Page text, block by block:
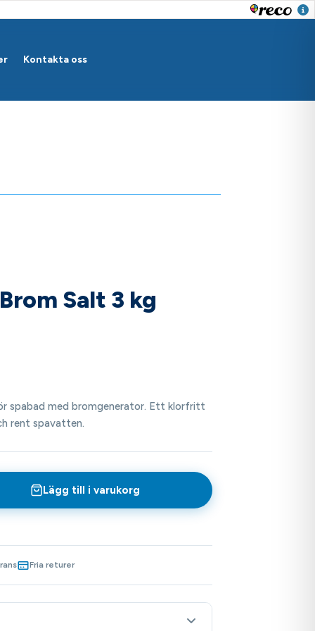
Kontakta oss
Salt 3 kg
spabad med bromgenerator. Ett klorfritt
rent spavatten.
Lägg till i varukorg
Fria returer